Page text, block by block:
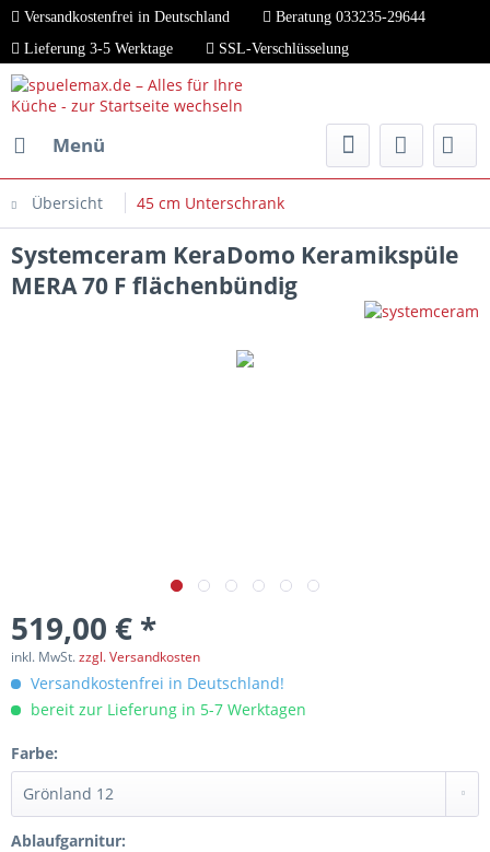
Versandkostenfrei in Deutschland
Beratung 033235-29644
Lieferung 3-5 Werktage
SSL-Verschlüsselung
Menü
Übersicht 45 cm Unterschrank
Systemceram KeraDomo Keramikspüle
MERA 70 F flächenbündig
519,00 € *
inkl. MwSt.zzgl. Versandkosten
Versandkostenfrei in Deutschland!
bereit zur Lieferung in 5-7 Werktagen
Farbe:
Ablaufgarnitur: